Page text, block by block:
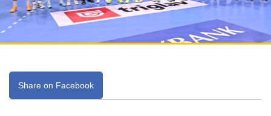
Share on Facebook